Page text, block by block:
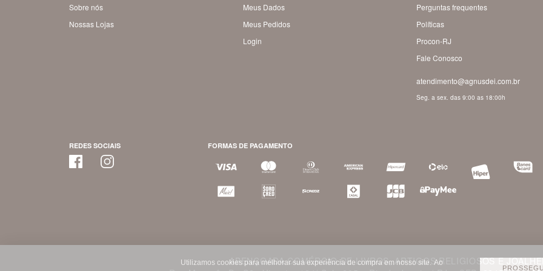
Sobre nós
Nossas Lojas
Meus Dados
Meus Pedidos
Login
Perguntas frequentes
Políticas
Procon-RJ
Fale Conosco
atendimento@agnusdei.com.br
Seg. a sex. das 9:00 as 18:00h
REDES SOCIAIS FORMAS DE PAGAMENTO
ABENÇOADA COMÉRCIO DE LIVROS, ARTIGOS RELIGIOSOS E
Utilizamos cookies para melhorar sua experiência de compra em nosso site. Ao